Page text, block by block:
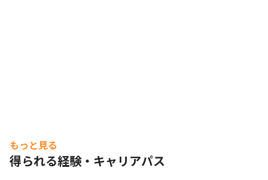
もっと見る
得られる経験・キャリアパス